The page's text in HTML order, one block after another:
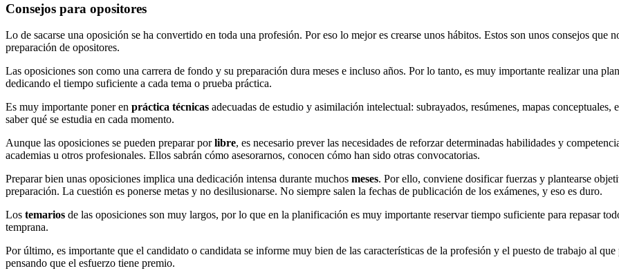
Consejos para opositores
Lo de sacarse una oposición se ha convertido en toda una profesión. Por eso lo mejor es crearse unos hábitos. Estos son unos consejos que
preparación de opositores.
Las oposiciones son como una carrera de fondo y su preparación dura meses e incluso años. Por lo tanto, es muy importante realizar una
dedicando el tiempo suficiente a cada tema o prueba práctica.
Es muy importante poner en práctica técnicas adecuadas de estudio y asimilación intelectual: subrayados, resúmenes, mapas
saber qué se estudia en cada momento.
Aunque las oposiciones se pueden preparar porlibre, es necesario prever las necesidades de reforzar determinadas habilidades y
academias u otros profesionales. Ellos sabrán cómo asesorarnos, conocen cómo han sido otras convocatorias.
Preparar bien unas oposiciones implica una dedicación intensa durante muchos meses. Por ello, conviene dosificar fuerzas y plantearse
preparación. La cuestión es ponerse metas y no desilusionarse. No siempre salen la fechas de publicación de los exámenes, y eso es duro.
Los temarios de las oposiciones son muy largos, por lo que en la planificación es muy importante reservar tiempo suficiente para repasar
temprana.
Por último, es importante que el candidato o candidata se informe muy bien de las características de la profesión y el puesto de trabajo al
pensando que el esfuerzo tiene premio.